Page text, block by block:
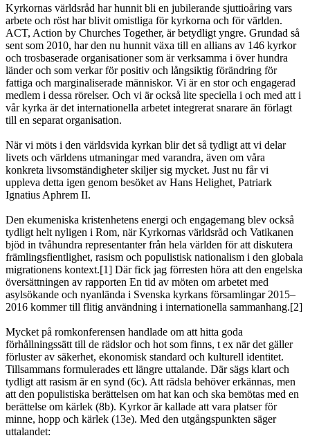
Kyrkornas världsråd har hunnit bli en jubilerande sjuttioåring vars
arbete och röst har blivit omistliga för kyrkorna och för världen.
ACT, Action by Churches Together, är betydligt yngre. Grundad så
sent som 2010, har den nu hunnit växa till en allians av 146 kyrkor
och trosbaserade organisationer som är verksamma i över hundra
länder och som verkar för positiv och långsiktig förändring för
fattiga och marginaliserade människor. Vi är en stor och engagerad
medlem i dessa rörelser. Och vi är också lite speciella i och med att i
vår kyrka är det internationella arbetet integrerat snarare än förlagt
till en separat organisation.
När vi möts i den världsvida kyrkan blir det så tydligt att vi delar
livets och världens utmaningar med varandra, även om våra
konkreta livsomständigheter skiljer sig mycket. Just nu får vi
uppleva detta igen genom besöket av Hans Helighet, Patriark
Ignatius Aphrem II.
Den ekumeniska kristenhetens energi och engagemang blev också
tydligt helt nyligen i Rom, när Kyrkornas världsråd och Vatikanen
bjöd in tvåhundra representanter från hela världen för att diskutera
främlingsfientlighet, rasism och populistisk nationalism i den globala
migrationens kontext.[1] Där fick jag förresten höra att den engelska
översättningen av rapporten En tid av möten om arbetet med
asylsökande och nyanlända i Svenska kyrkans församlingar 2015–
2016 kommer till flitig användning i internationella sammanhang.[2]
Mycket på romkonferensen handlade om att hitta goda
förhållningssätt till de rädslor och hot som finns, t ex när det gäller
förluster av säkerhet, ekonomisk standard och kulturell identitet.
Tillsammans formulerades ett längre uttalande. Där sägs klart och
tydligt att rasism är en synd (6c). Att rädsla behöver erkännas, men
att den populistiska berättelsen om hat kan och ska bemötas med en
berättelse om kärlek (8b). Kyrkor är kallade att vara platser för
minne, hopp och kärlek (13e). Med den utgångspunkten säger
uttalandet: